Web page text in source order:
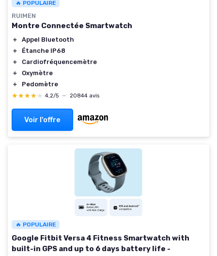
🔥 POPULAIRE
RUIMEN
Montre Connectée Smartwatch
＋
Appel Bluetooth
＋
Étanche IP68
＋
Cardiofréquencemètre
＋
Oxymètre
＋
Pedomètre
★★★★★
★★★★★ 4,2/5 — 20844 avis
Voir l'offre
🔥 POPULAIRE
Google Fitbit Versa 4 Fitness Smartwatch with
built-in GPS and up to 6 days battery life -